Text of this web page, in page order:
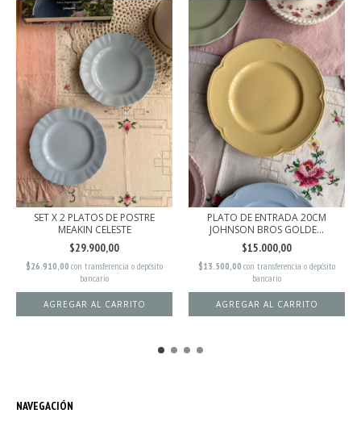
SET X 2 PLATOS DE POSTRE
MEAKIN CELESTE
$29.900,00
$26.910,00 con transferencia o depósito
bancario
PLATO DE ENTRADA 20CM
JOHNSON BROS GOLDE...
$15.000,00
$13.500,00 con transferencia o depósito
bancario
NAVEGACIÓN